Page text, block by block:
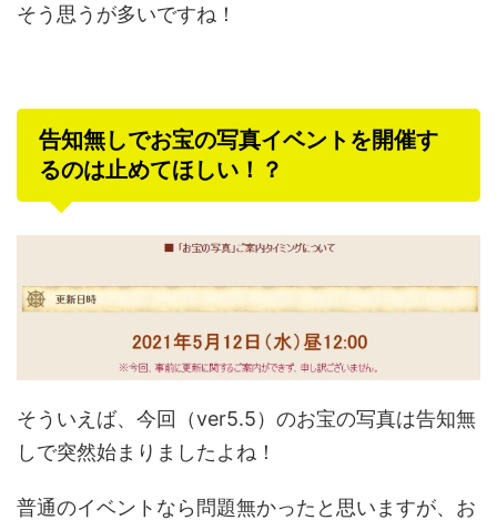
そう思うが多いですね！
告知無しでお宝の写真イベントを開催す
るのは止めてほしい！？
そういえば、今回（ver5.5）のお宝の写真は告知無
しで突然始まりましたよね！
普通のイベントなら問題無かったと思いますが、お